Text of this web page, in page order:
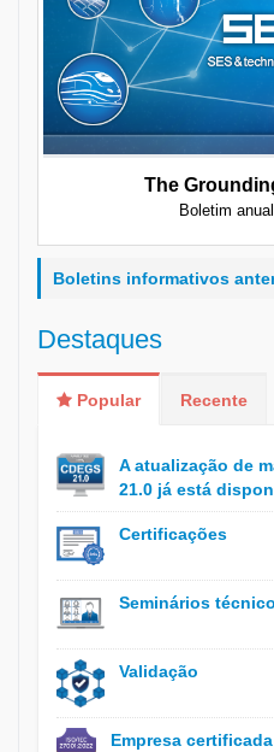
The
Boletim
Boletins informativos
Destaques
Popular Recente
A atualização de
21.0 já está
Certificações
Seminários
Validação
Empresa